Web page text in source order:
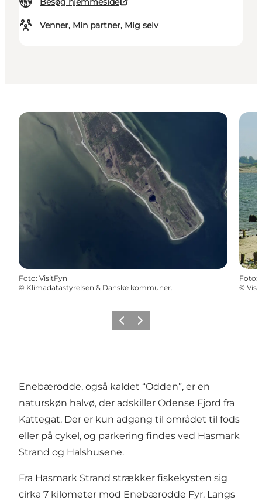
Venner, Min partner, Mig selv
Foto: VisitFyn
© Klimadatastyrelsen & Danske kommuner.
Foto:
©
ForrigeNæste
Enebærodde, også kaldet “Odden”, er en
naturskøn halvø, der adskiller Odense Fjord fra
Kattegat. Der er kun adgang til området til fods
eller på cykel, og parkering findes ved Hasmark
Strand og Halshusene.
Fra Hasmark Strand strækker fiskekysten sig
cirka 7 kilometer mod Enebærodde Fyr. Langs